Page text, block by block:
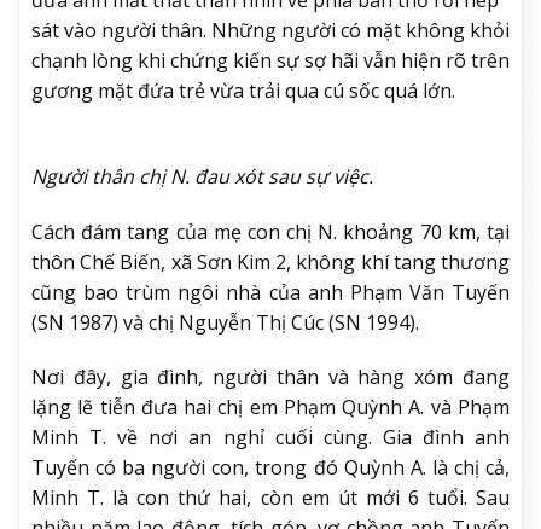
sát vào người thân. Những người có mặt không khỏi
chạnh lòng khi chứng kiến sự sợ hãi vẫn hiện rõ trên
gương mặt đứa trẻ vừa trải qua cú sốc quá lớn.
Người thân chị N. đau xót sau sự việc.
Cách đám tang của mẹ con chị N. khoảng 70 km, tại
thôn Chế Biến, xã Sơn Kim 2, không khí tang thương
cũng bao trùm ngôi nhà của anh Phạm Văn Tuyến
(SN 1987) và chị Nguyễn Thị Cúc (SN 1994).
Nơi đây, gia đình, người thân và hàng xóm đang
lặng lẽ tiễn đưa hai chị em Phạm Quỳnh A. và Phạm
Minh T. về nơi an nghỉ cuối cùng. Gia đình anh
Tuyến có ba người con, trong đó Quỳnh A. là chị cả,
Minh T. là con thứ hai, còn em út mới 6 tuổi. Sau